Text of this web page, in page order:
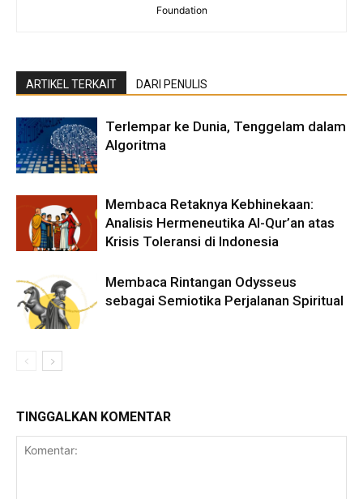
Foundation
ARTIKEL TERKAIT DARI PENULIS
Terlempar ke Dunia, Tenggelam dalam
Algoritma
Membaca Retaknya Kebhinekaan:
Analisis Hermeneutika Al-Qur’an atas
Krisis Toleransi di Indonesia
Membaca Rintangan Odysseus
sebagai Semiotika Perjalanan Spiritual
TINGGALKAN KOMENTAR